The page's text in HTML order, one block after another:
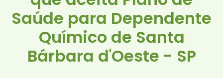
Saúde para Dependente
Químico de Santa
Bárbara d'Oeste - SP